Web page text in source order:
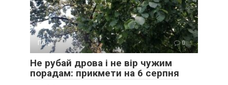
Події 0
Не рубай дрова і не вір чужим
порадам: прикмети на 6 серпня